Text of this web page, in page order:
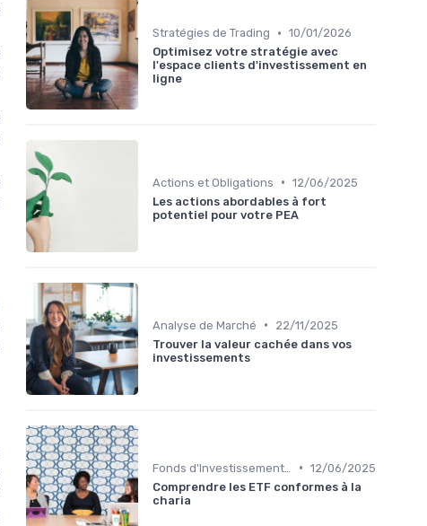
Stratégies de Trading • 10/01/2026
Optimisez votre stratégie avec
l'espace clients d'investissement en
ligne
Actions et Obligations • 12/06/2025
Les actions abordables à fort
potentiel pour votre PEA
Analyse de Marché •
22/11/2025
Trouver la valeur cachée dans vos
investissements
• 12/06/2025
Comprendre les ETF conformes à la
charia